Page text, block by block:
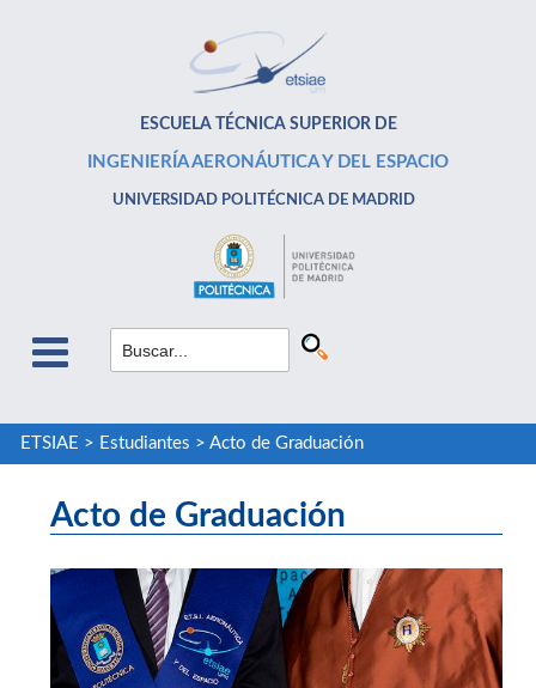
ESCUELA TÉCNICA SUPERIOR DE
INGENIERÍA AERONÁUTICA Y DEL ESPACIO
UNIVERSIDAD POLITÉCNICA DE MADRID
ETSIAE > Estudiantes > Acto de Graduación
Acto de Graduación